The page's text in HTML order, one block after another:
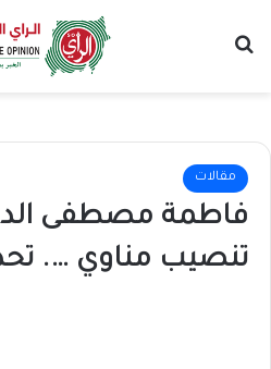
مقالات
فاطمة مصطفى
تنصيب مناوي ….